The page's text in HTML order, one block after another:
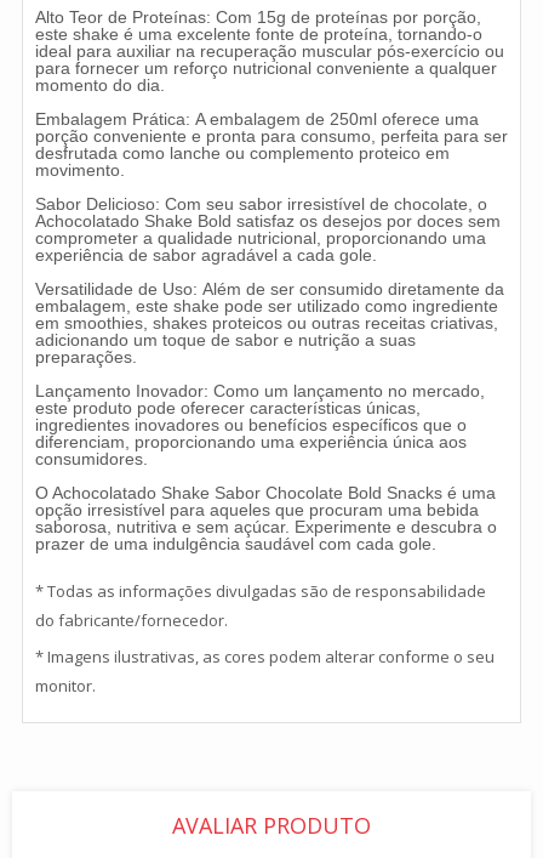
Alto Teor de Proteínas: Com 15g de proteínas por porção,
este shake é uma excelente fonte de proteína, tornando-o
ideal para auxiliar na recuperação muscular pós-exercício ou
para fornecer um reforço nutricional conveniente a qualquer
momento do dia.
Embalagem Prática: A embalagem de 250ml oferece uma
porção conveniente e pronta para consumo, perfeita para ser
desfrutada como lanche ou complemento proteico em
movimento.
Sabor Delicioso: Com seu sabor irresistível de chocolate, o
Achocolatado Shake Bold satisfaz os desejos por doces sem
comprometer a qualidade nutricional, proporcionando uma
experiência de sabor agradável a cada gole.
Versatilidade de Uso: Além de ser consumido diretamente da
embalagem, este shake pode ser utilizado como ingrediente
em smoothies, shakes proteicos ou outras receitas criativas,
adicionando um toque de sabor e nutrição a suas
preparações.
Lançamento Inovador: Como um lançamento no mercado,
este produto pode oferecer características únicas,
ingredientes inovadores ou benefícios específicos que o
diferenciam, proporcionando uma experiência única aos
consumidores.
O Achocolatado Shake Sabor Chocolate Bold Snacks é uma
opção irresistível para aqueles que procuram uma bebida
saborosa, nutritiva e sem açúcar. Experimente e descubra o
prazer de uma indulgência saudável com cada gole.
* Todas as informações divulgadas são de responsabilidade
do fabricante/fornecedor.
* Imagens ilustrativas, as cores podem alterar conforme o seu
monitor.
AVALIAR PRODUTO